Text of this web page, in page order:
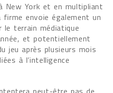
New York et en multipliant
envoie également un
le terrain médiatique
et potentiellement
jeu après plusieurs mois
à l’intelligence